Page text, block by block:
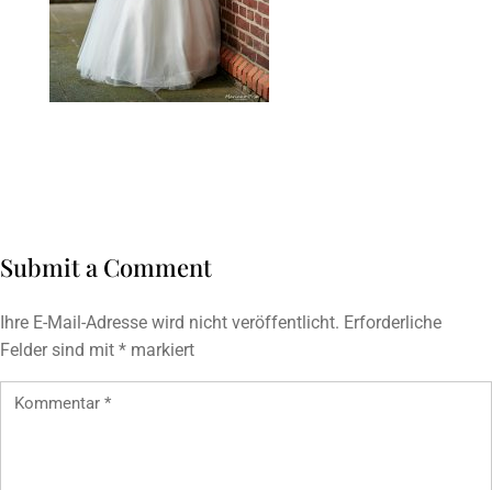
Submit a Comment
Ihre E-Mail-Adresse wird nicht veröffentlicht. Erforderliche
Felder sind mit * markiert